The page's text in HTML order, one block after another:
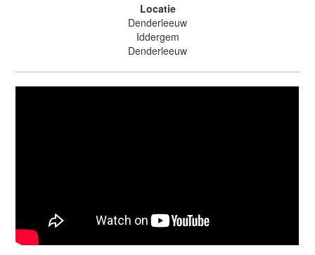
Locatie
Denderleeuw
Iddergem
Denderleeuw